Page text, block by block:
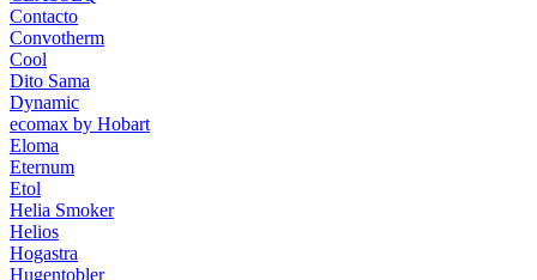
Contacto
Convotherm
Cool
Dito Sama
Dynamic
ecomax by Hobart
Eloma
Eternum
Etol
Helia Smoker
Helios
Hogastra
Hugentobler